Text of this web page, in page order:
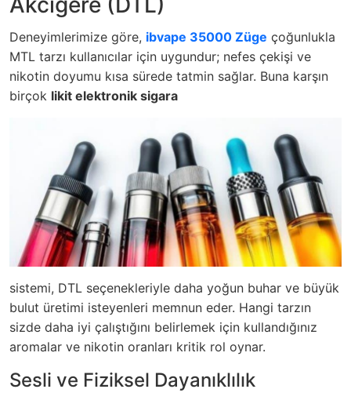
Deneyimlerimize göre, ibvape 35000 Züge çoğunlukla
MTL tarzı kullanıcılar için uygundur; nefes çekişi ve
nikotin doyumu kısa sürede tatmin sağlar. Buna karşın
birçok likit elektronik sigara
sistemi, DTL seçenekleriyle daha yoğun buhar ve büyük
bulut üretimi isteyenleri memnun eder. Hangi tarzın
sizde daha iyi çalıştığını belirlemek için kullandığınız
aromalar ve nikotin oranları kritik rol oynar.
Sesli ve Fiziksel Dayanıklılık